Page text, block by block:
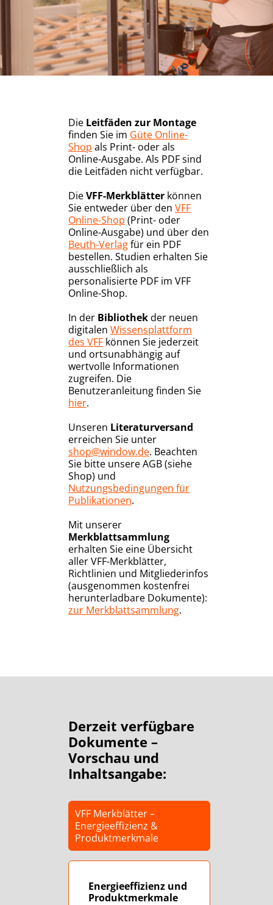
Die Leitfäden zur Montage
finden Sie im Güte Online-
Shop als Print- oder als
Online-Ausgabe. Als PDF sind
die Leitfäden nicht verfügbar.
DieVFF-Merkblätter können
Sie entweder über den VFF
Online-Shop (Print- oder
Online-Ausgabe) und über den
Beuth-Verlagfür ein PDF
bestellen. Studien erhalten Sie
ausschließlich als
personalisierte PDF im VFF
Online-Shop.
In der Bibliothekder neuen
digitalen Wissensplattform
des VFF können Sie jederzeit
und ortsunabhängig auf
wertvolle Informationen
zugreifen. Die
Benutzeranleitung finden Sie
hier.
Unseren Literaturversand
erreichen Sie unter
shop@window.de. Beachten
Sie bitte unsere AGB (siehe
Shop) und
Nutzungsbedingungen für
Publikationen.
Mit unserer
Merkblattsammlung
erhalten Sie eine Übersicht
aller VFF-Merkblätter,
Richtlinien und Mitgliederinfos
(ausgenommen kostenfrei
herunterladbare Dokumente):
zur Merkblattsammlung.
Derzeit verfügbare
Dokumente –
Vorschau und
Inhaltsangabe:
VFF Merkblätter –
Energieeffizienz &
Produktmerkmale
Energieeffizienz und
Produktmerkmale